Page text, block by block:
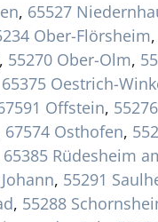
, 65527
Ober-Flörsheim,
, 55270 Ober-Olm,
65375 Oestrich-
Offstein, 55276
67574 Osthofen,
65385 Rüdesheim
, 55291
, 55288